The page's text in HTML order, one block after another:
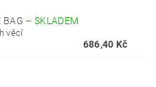
BAG –SKLADEM
věcí
686,40 Kč